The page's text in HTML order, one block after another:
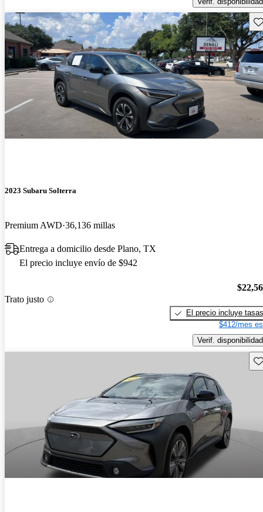
2023 Subaru Solterra
Premium AWD 36,136 millas
Entrega a domicilio desde Plano, TX
El precio incluye envío de $942
Trato justo
El precio incluye tasas
$412/mes
Verif. disponibilidad